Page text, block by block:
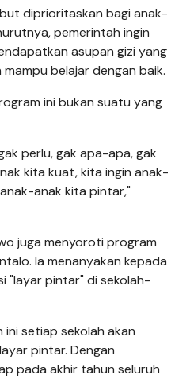
diprioritaskan bagi anak-
pemerintah ingin
asupan gizi yang
belajar dengan baik.
ini bukan suatu yang
perlu, gak apa-apa, gak
kita kuat, kita ingin anak-
anak kita pintar,"
juga menyoroti program
Ia menanyakan kepada
"layar pintar" di sekolah-
setiap sekolah akan
pintar. Dengan
pada akhir tahun seluruh